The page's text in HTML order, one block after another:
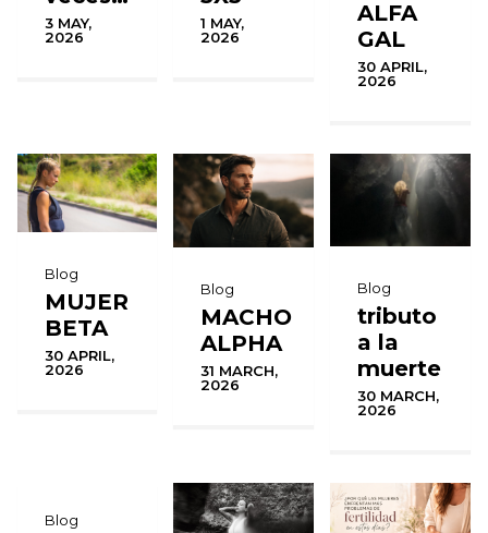
3 MAY,
2026
1 MAY,
2026
ALFA
GAL
30 APRIL,
2026
Blog
MUJER
BETA
30 APRIL,
2026
Blog
MACHO
ALPHA
31 MARCH,
2026
Blog
tributo
a la
muerte
30 MARCH,
2026
Blog